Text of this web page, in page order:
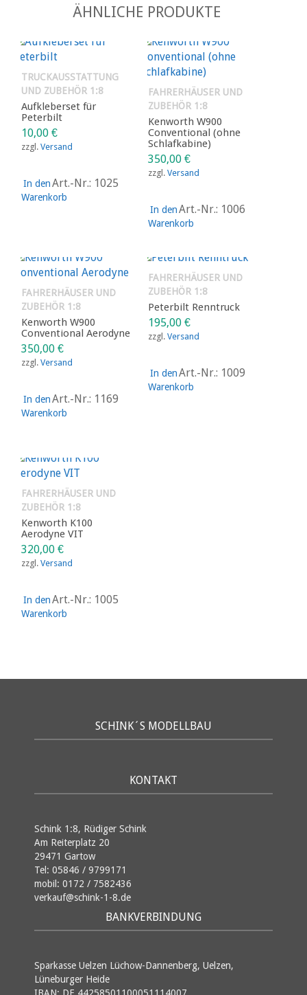
ÄHNLICHE PRODUKTE
TRUCKAUSSTATTUNG
UND ZUBEHÖR 1:8
Aufkleberset für
Peterbilt
10,00 €
zzgl. Versand
In den
Warenkorb
Art.-Nr.: 1025
FAHRERHÄUSER UND
ZUBEHÖR 1:8
Kenworth W900
Conventional (ohne
Schlafkabine)
350,00€
zzgl.Versand
In den
Warenkorb
Art.-Nr.: 1006
FAHRERHÄUSER UND
ZUBEHÖR 1:8
Kenworth W900
Conventional Aerodyne
350,00 €
zzgl. Versand
In den
Warenkorb
Art.-Nr.: 1169
FAHRERHÄUSER UND
ZUBEHÖR 1:8
Peterbilt Renntruck
195,00€
zzgl.Versand
In den
Warenkorb
Art.-Nr.: 1009
FAHRERHÄUSER UND
ZUBEHÖR 1:8
Kenworth K100
Aerodyne VIT
320,00 €
zzgl. Versand
In den
Warenkorb
Art.-Nr.: 1005
SCHINK´S MODELLBAU
KONTAKT
Schink 1:8, Rüdiger Schink
Am Reiterplatz 20
29471 Gartow
Tel: 05846 / 9799171
mobil: 0172 / 7582436
verkauf@schink-1-8.de
BANKVERBINDUNG
Sparkasse Uelzen Lüchow-Dannenberg, Uelzen,
Lüneburger Heide
IBAN: DE 44258501100051114007